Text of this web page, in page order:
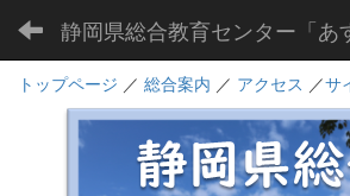
トップページ ／ 総合案内 ／ アクセス ／サ